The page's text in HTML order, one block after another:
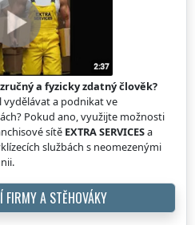
a fyzicky zdatný člověk?
vydělávat a podnikat ve
Pokud ano, využijte možnosti
sítě EXTRA SERVICESa
službách s neomezenými
FIRMY A STĚHOVÁKY